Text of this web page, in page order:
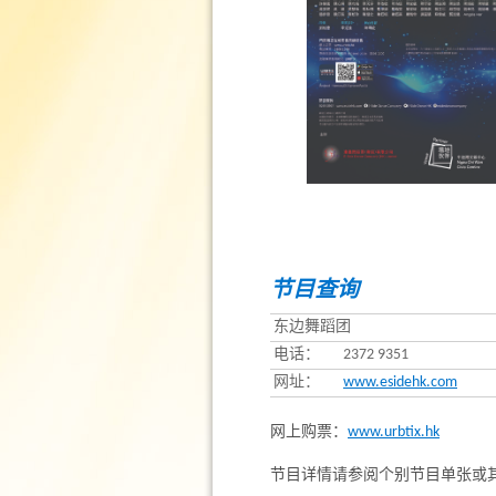
节目查询
东边舞蹈团
电话：
2372 9351
网址：
www.esidehk.com
网上购票： www.urbtix.hk
节目详情请参阅个别节目单张或